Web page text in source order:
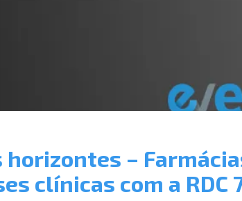
horizontes –
clínicas com a RDC